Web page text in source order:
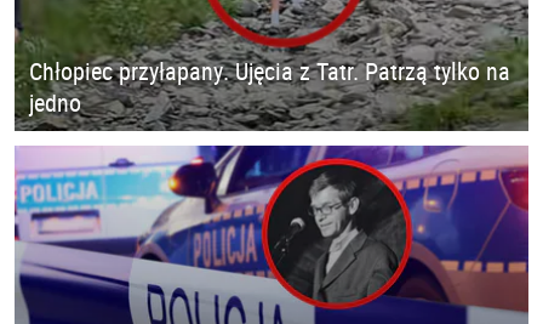
Chłopiec przyłapany. Ujęcia z Tatr. Patrzą tylko na
jedno